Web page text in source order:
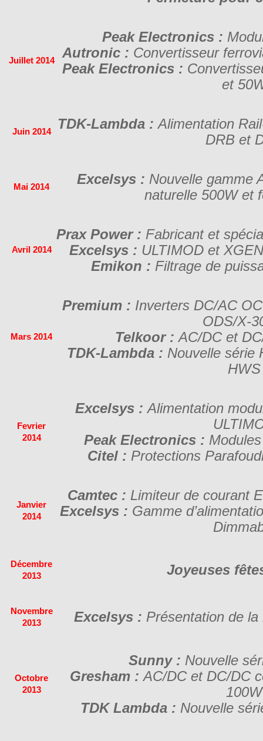
Juillet 2014
Peak Electronics :
Autronic : Convertisseur
Peak Electronics :
et
Juin 2014 TDK-Lambda : Alimentation
DRB et
Mai 2014 Excelsys : Nouvelle gamme
naturelle 500W et
Avril 2014
Prax Power : Fabricant et
Excelsys : ULTIMOD et
Emikon : Filtrage de
Mars 2014
Premium : Inverters DC/AC
ODS/X-
Telkoor : AC/DC et
TDK-Lambda : Nouvelle série
HWS
Fevrier
2014
Excelsys : Alimentation
Peak Electronics :
Citel : Protections
Janvier
2014
Camtec : Limiteur de courant
Excelsys : Gamme
Décembre
2013
Joyeuses
Novembre
2013
Excelsys : Présentation de
Octobre
2013
Sunny : Nouvelle
Gresham : AC/DC et DC/DC
100W
TDK Lambda : Nouvelle